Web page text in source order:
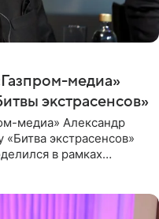
медиа»
экстрасенсов»
медиа» Александр
экстрасенсов»
в рамках